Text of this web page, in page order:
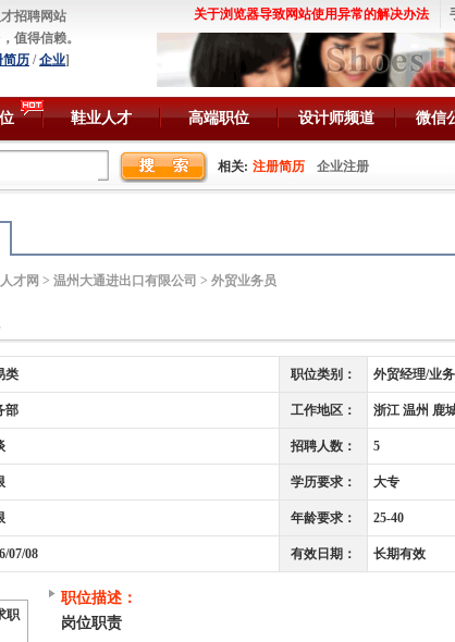
招聘网站
值得信赖。
简历 /企业]
关于浏览器导致网站使用异常的解决办法
鞋业人才 高端职位 设计师频道 微信
相关: 注册简历 企业注册
才网 > 温州大通进出口有限公司 > 外贸业务员
类 职位类别： 外贸经理/业
部 工作地区： 浙江 温州 鹿
招聘人数： 5
学历要求： 大专
年龄要求： 25-40
07/08 有效日期： 长期有效
职
职位描述：
岗位职责